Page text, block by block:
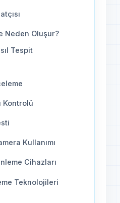
Neden Oluşur?
Tespit
Kontrolü
Kullanımı
Cihazları
Teknolojileri